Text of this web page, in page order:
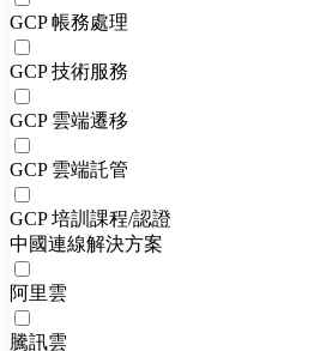
GCP 帳務處理
GCP 技術服務
GCP 雲端遷移
GCP 雲端託管
GCP 培訓課程/認證
中國連線解決方案
阿里雲
騰訊雲